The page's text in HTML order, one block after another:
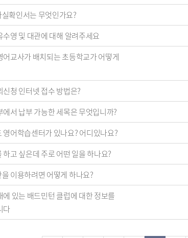
확인서는 무엇인가요?
수영 및 대관에 대해 알려주세요
어교사가 배치되는 초등학교가 어떻게
신청 인터넷 접수 방법은?
에서 납부 가능한 세목은 무엇입니까?
영어학습센터가 있나요? 어디있나요?
하고 싶은데 주로 어떤 일을 하나요?
이용하려면 어떻게 하나요?
에 있는 배드민턴 클럽에 대한 정보를
다